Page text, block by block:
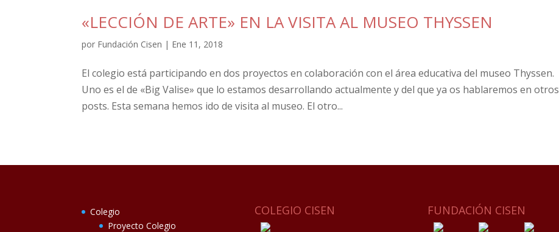
«LECCIÓN DE ARTE» EN LA VISITA AL MUSEO THYSSEN
por Fundación Cisen | Ene 11, 2018
El colegio está participando en dos proyectos en colaboración con el área educativa del museo Thyssen.
Uno es el de «Big Valise» que lo estamos desarrollando actualmente y del que ya os hablaremos en otros
posts. Esta semana hemos ido de visita al museo. El otro...
Colegio
Proyecto Colegio
COLEGIO CISEN FUNDACIÓN CISEN